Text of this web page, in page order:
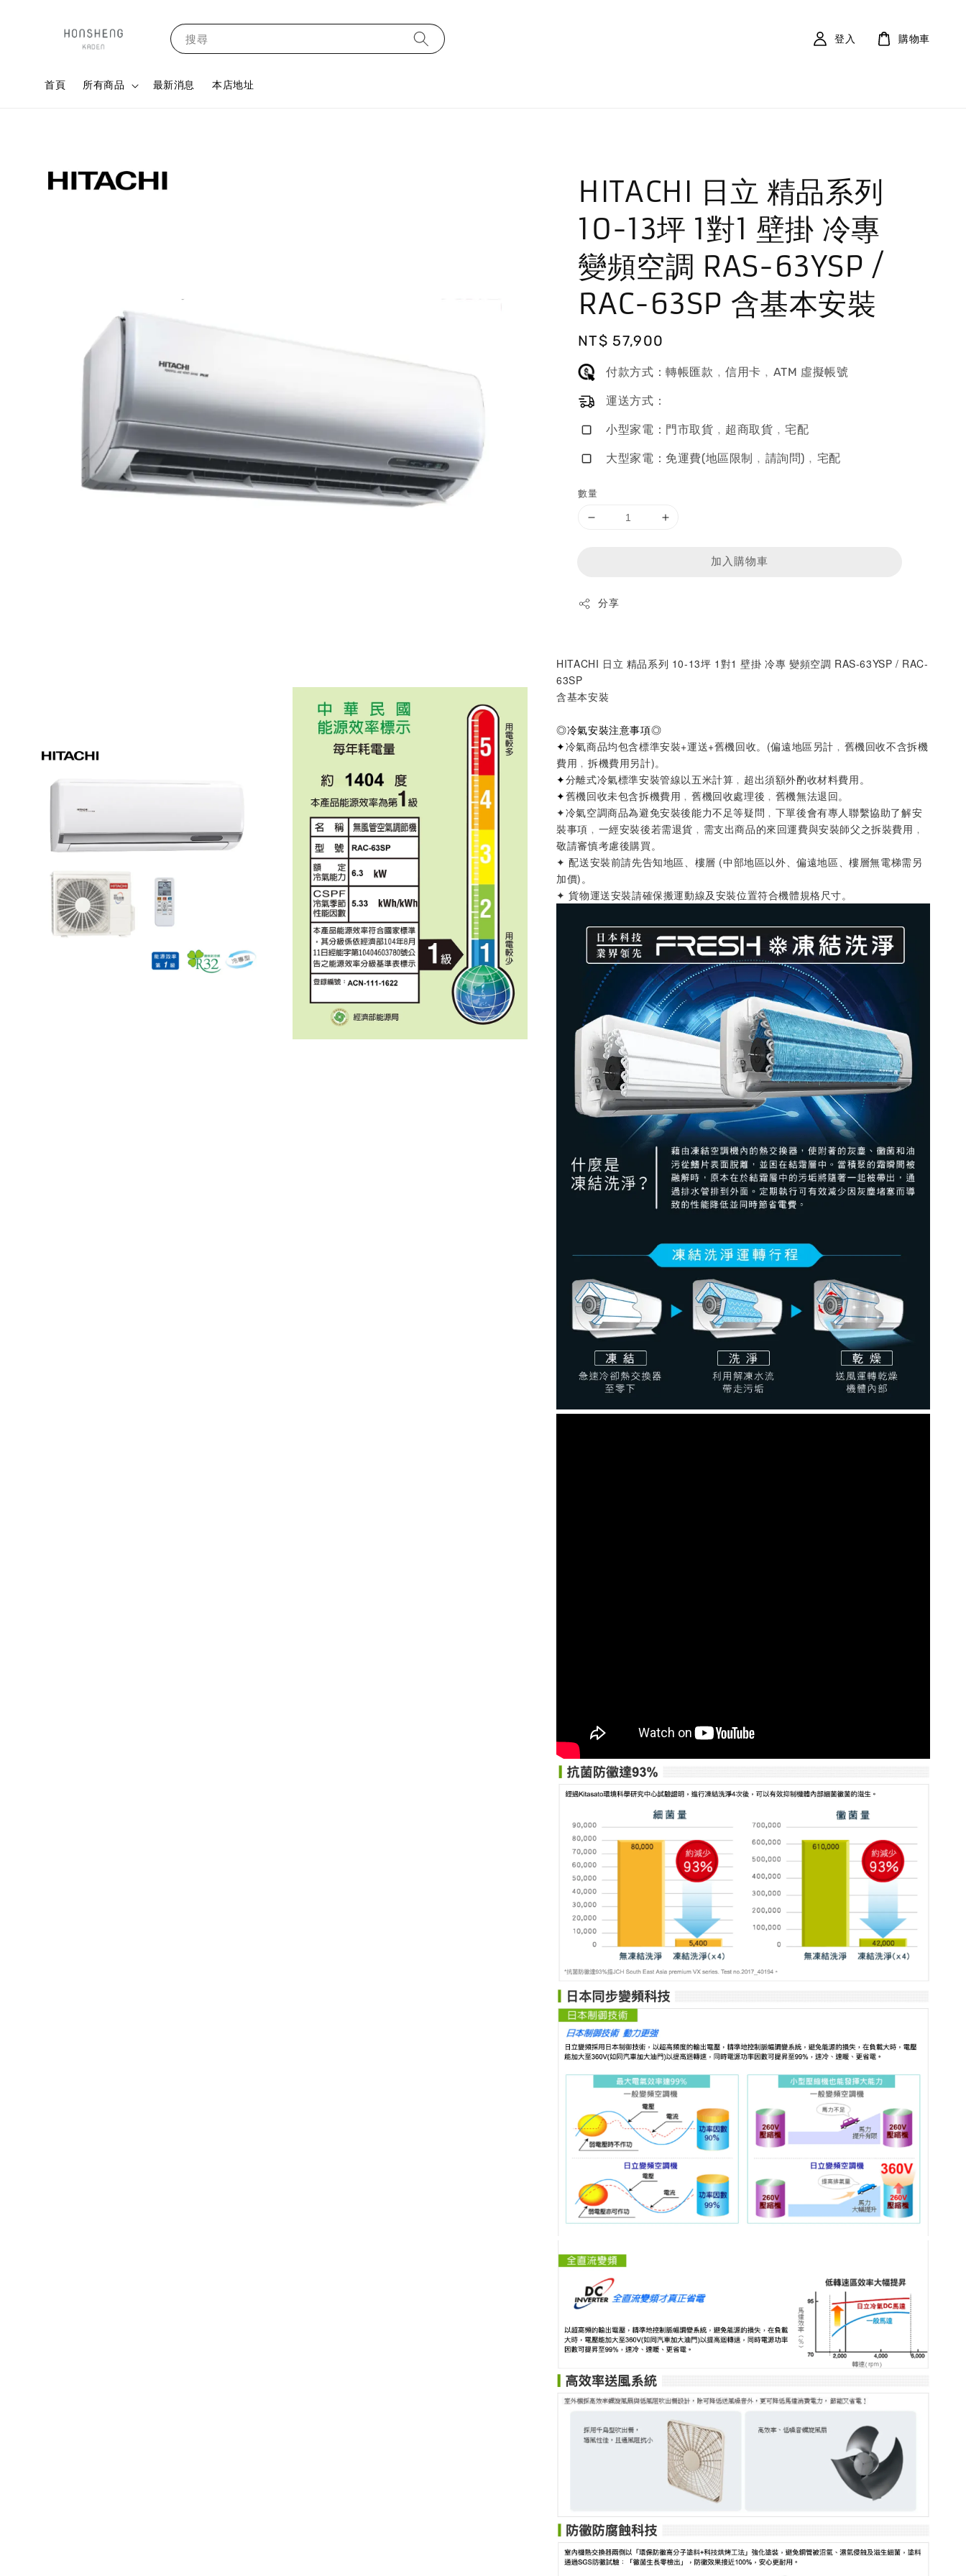
搜尋
首頁 所有商品 最新消息 本店地址
登入 購物車
HITACHI 日立 精品系列
10-13坪 1對1 壁掛 冷專
變頻空調 RAS-63YSP /
RAC-63SP 含基本安裝
Regular
price
NT$ 57,900
付款方式：轉帳匯款﹐信用卡﹐ATM 虛擬帳號
運送方式：
小型家電：門市取貨﹐超商取貨﹐宅配
大型家電：免運費(地區限制﹐請詢問)﹐宅配
數量
加入購物車
分享
HITACHI 日立 精品系列 10-13坪 1對1 壁掛 冷專 變頻空調 RAS-63YSP / RAC-
63SP
含基本安裝
◎冷氣安裝注意事項◎
✦冷氣商品均包含標準安裝+運送+舊機回收。 (偏遠地區另計﹐舊機回收不含拆機
費用﹐拆機費用另計)。
✦分離式冷氣標準安裝管線以五米計算 ﹐超出須額外酌收材料費用。
✦舊機回收未包含拆機費用﹐舊機回收處理後﹐舊機無法退回。
✦冷氣空調商品為避免安裝後能力不足等疑問 ﹐ 下單後會有專人聯繫協助了解安
裝事項 ﹐ 一經安裝後若需退貨 ﹐ 需支出商品的來回運費與安裝師父之拆裝費用 ﹐
敬請審慎考慮後購買。
✦ 配送安裝前請先告知地區、樓層 (中部地區以外、偏遠地區、樓層無電梯需另
加價)。
✦ 貨物運送安裝請確保搬運動線及安裝位置符合機體規格尺寸。